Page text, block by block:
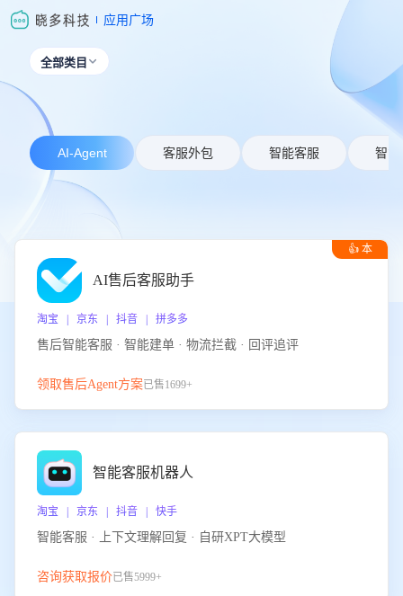
应用广场
全部类目 
AI-Agent 客服外包 智能客服 智能
👍 本
AI售后客服助手
淘宝 | 京东 | 抖音 | 拼多多
售后智能客服 · 智能建单 · 物流拦截 · 回评追评
领取售后Agent方案已售1699+
智能客服机器人
淘宝 | 京东 | 抖音 | 快手
智能客服 · 上下文理解回复 · 自研XPT大模型
咨询获取报价已售5999+